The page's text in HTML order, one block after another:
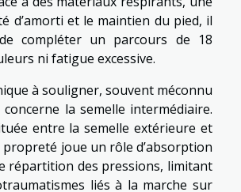
d’amorti et le maintien du pied, il
compléter un parcours de 18
ni fatigue excessive.
à souligner, souvent méconnu
la semelle intermédiaire.
entre la semelle extérieure et
propreté joue un rôle d’absorption
répartition des pressions, limitant
liés à la marche sur